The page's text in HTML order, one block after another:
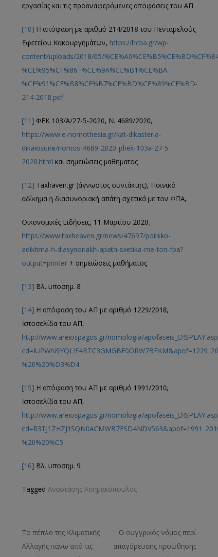
εργασίας και τις προαναφερόμενες αποφάσεις του ΑΠ
[10] Η απόφαση με αριθμό 214/2018 του Πενταμελούς
Εφετείου Κακουργημάτων, https://hcba.gr/wp-
content/uploads/2018/05/
%CE%95%CF%86.-%CE%9A%CE%B1%CE%BA.-
%CE%91%CE%B8%CE%B7%CE%BD%CF%89%CE%BD-
214-2018.pdf
[11] ΦΕΚ 103/Α/27-5-2020, Ν. 4689/2020,
https://www.e-nomothesia.gr/kat-dikasteria-
dikaiosune/nomos-4689-2020-phek-103a-27-5-
2020.html και σημειώσεις μαθήματος
[12] Taxhaven.gr (άγνωστος συντάκτης), Ποινικό
αδίκημα η διασυνοριακή απάτη σχετικά με τον ΦΠΑ,
Οικονομικές Ειδήσεις, 11 Μαρτίου 2020,
https://www.taxheaven.gr/news/47697/poiniko-
adikhma-h-diasynoriakh-apath-sxetika-me-ton-fpa?
output=printer + σημειώσεις μαθήματος
[13] Βλ. υποσημ. 8
[14] Η απόφαση του ΑΠ με αριθμό 1229/2018,
Ιστοσελίδα του ΑΠ,
http://www.areiospagos.gr/nomologia/
%20%20%D3%D4
[15] Η απόφαση του ΑΠ με αριθμό 1991/2010,
Ιστοσελίδα του ΑΠ,
http://www.areiospagos.gr/nomologia/
%20%20%C5
[16] Βλ. υποσημ. 9
Tagged Αναστάσης Ασημακόπουλος
Το πέπλο της Κλιματικής
Αλλαγής πάνω από τις
Ο ουγγρικός νόμος περί
απαγόρευσης προώθησης